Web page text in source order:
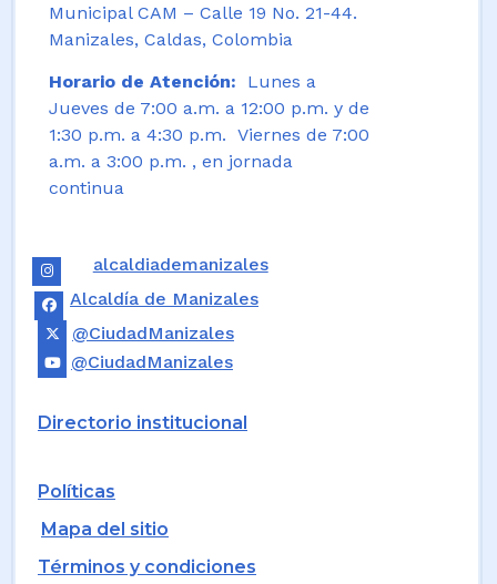
Municipal CAM – Calle 19 No. 21-44.
Manizales, Caldas, Colombia
Horario de Atención: Lunes a
Jueves de 7:00 a.m. a 12:00 p.m. y de
1:30 p.m. a 4:30 p.m. Viernes de 7:00
a.m. a 3:00 p.m. , en jornada
continua
alcaldiademanizales
Alcaldía de Manizales
@CiudadManizales
@CiudadManizales
Directorio institucional
Políticas
Mapa del sitio
Términos y condiciones